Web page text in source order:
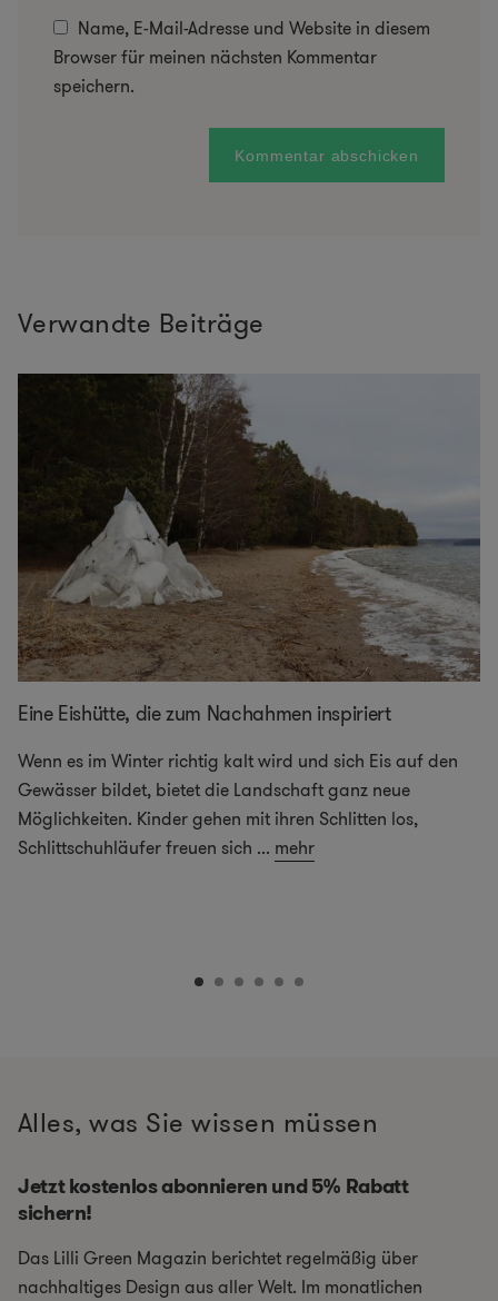
Name, E-Mail-Adresse und Website in diesem
Browser für meinen nächsten Kommentar
speichern.
Verwandte Beiträge
Eine Eishütte, die zum Nachahmen inspiriert
Wenn es im Winter richtig kalt wird und sich Eis auf den
Gewässer bildet, bietet die Landschaft ganz neue
Möglichkeiten. Kinder gehen mit ihren Schlitten los,
Schlittschuhläufer freuen sich ... mehr
Alles, was Sie wissen müssen
Jetzt kostenlos abonnieren und 5% Rabatt
sichern!
Das Lilli Green Magazin berichtet regelmäßig über
nachhaltiges Design aus aller Welt. Im monatlichen